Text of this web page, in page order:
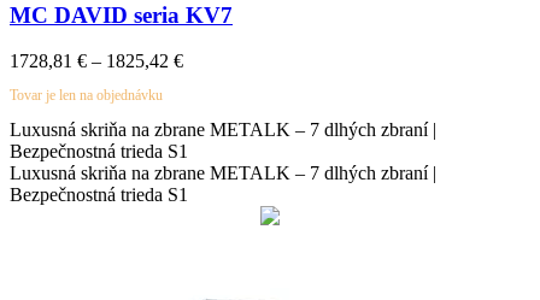
MC DAVID seria KV7
1728,81 € – 1825,42 €Price
through
1825,42 €
Tovar je len na objednávku
Luxusná skriňa na zbrane METALK – 7 dlhých zbraní |
Bezpečnostná trieda S1
Luxusná skriňa na zbrane METALK – 7 dlhých zbraní |
Bezpečnostná trieda S1